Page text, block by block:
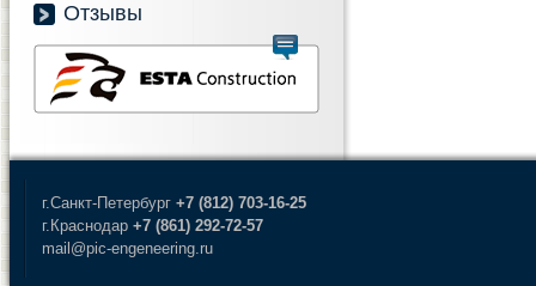
Отзывы
г.Санкт-Петербург +7 (812) 703-16-25
г.Краснодар +7 (861) 292-72-57
mail@pic-engeneering.ru